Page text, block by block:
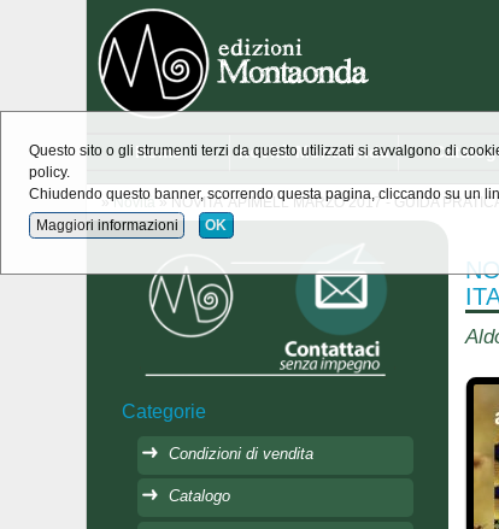
Home novità Montaonda
»Novità » NOVITA' APIMELL MARZO 2017 - GUIDA
Categorie
Condizioni di vendita
Catalogo
Questo sito o gli strumenti terzi da questo utilizzati si avvalgono di
policy.
Chiudendo questo banner, scorrendo questa pagina, cliccando su un
Maggiori informazioni OK